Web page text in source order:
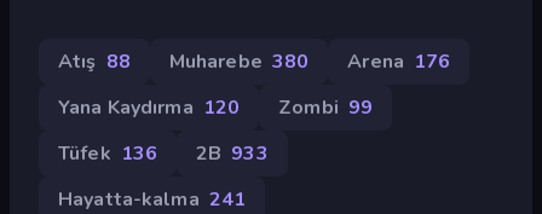
Atış 88 Muharebe 380 Arena 176
Yana Kaydırma 120 Zombi 99
Tüfek 136 2B 933
Hayatta-kalma 241